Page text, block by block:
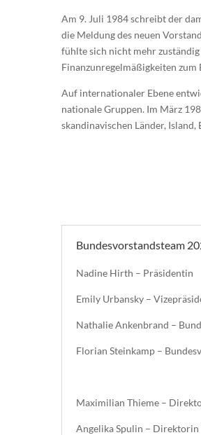
Am 9. Juli 1984 schreibt der
die Meldung des neuen
fühlte sich nicht mehr
Finanzunregelmäßigkeiten
Auf internationaler Ebene
nationale Gruppen. Im März
skandinavischen Länder,
Bundesvorstandsteam
Nadine Hirth – Präsidentin
Emily Urbansky –
Nathalie Ankenbrand –
Florian Steinkamp –
Maximilian Thieme –
Angelika Spulin –